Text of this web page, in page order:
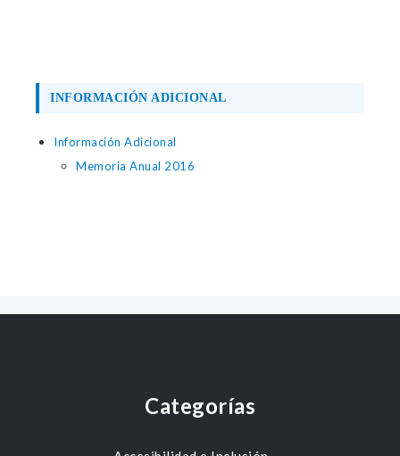
INFORMACIÓN ADICIONAL
Información Adicional
Memoria Anual 2016
Categorías